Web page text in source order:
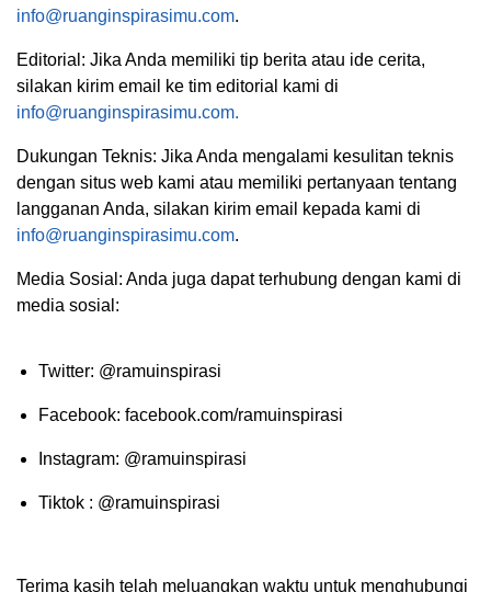
info@ruanginspirasimu.com.
Editorial: Jika Anda memiliki tip berita atau ide cerita,
silakan kirim email ke tim editorial kami di
info@ruanginspirasimu.com.
Dukungan Teknis: Jika Anda mengalami kesulitan teknis
dengan situs web kami atau memiliki pertanyaan tentang
langganan Anda, silakan kirim email kepada kami di
info@ruanginspirasimu.com.
Media Sosial: Anda juga dapat terhubung dengan kami di
media sosial:
Twitter: @ramuinspirasi
Facebook: facebook.com/ramuinspirasi
Instagram: @ramuinspirasi
Tiktok : @ramuinspirasi
Terima kasih telah meluangkan waktu untuk menghubungi